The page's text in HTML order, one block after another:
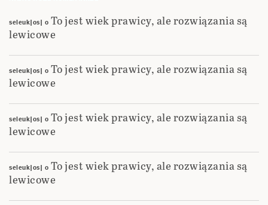
seleuk|os| o To jest wiek prawicy, ale rozwiązania są
lewicowe
seleuk|os| o To jest wiek prawicy, ale rozwiązania są
lewicowe
seleuk|os| o To jest wiek prawicy, ale rozwiązania są
lewicowe
seleuk|os| o To jest wiek prawicy, ale rozwiązania są
lewicowe